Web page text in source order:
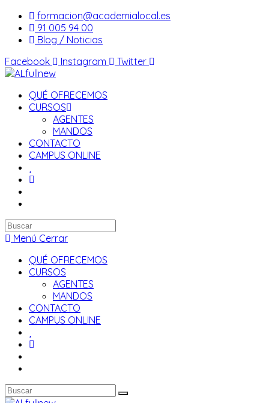
Saltar
contenido
formacion@academialocal.es
91 005 94 00
Blog / Noticias
Facebook
Instagram Twitter
QUÉ OFRECEMOS
CURSOS
AGENTES
MANDOS
CONTACTO
CAMPUS ONLINE
Buscar
en
web
Menú Cerrar
QUÉ OFRECEMOS
CURSOS
AGENTES
MANDOS
CONTACTO
CAMPUS ONLINE